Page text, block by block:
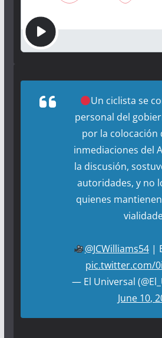
Un ciclista se
personal del
por la colocación
inmediaciones del
la discusión,
autoridades, y no
quienes
@JCWilliams54|
pic.twitter.com/
— El Universal
June 10,